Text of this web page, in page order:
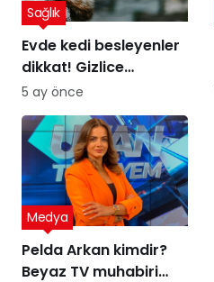
Evde kedi besleyenler
dikkat! Gizlice
yerleşen parazit,
açıyor
Sağlık
5 ay önce
Pelda Arkan kimdir?
Beyaz TV muhabiri
Medya